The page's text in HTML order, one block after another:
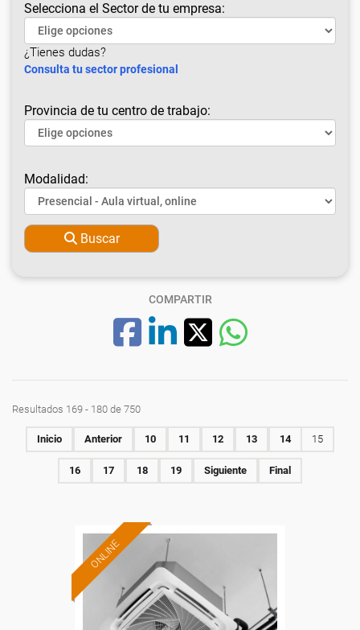
Selecciona el Sector de tu empresa:
¿Tienes dudas?
Consulta tu sector profesional
Provincia de tu centro de trabajo:
Modalidad:
Buscar
COMPARTIR
Resultados 169 - 180 de 750
Inicio Anterior 10 11 12 13 14 15
16 17 18 19 Siguiente Final
ONLINE
Formación 100%
subvencionada.